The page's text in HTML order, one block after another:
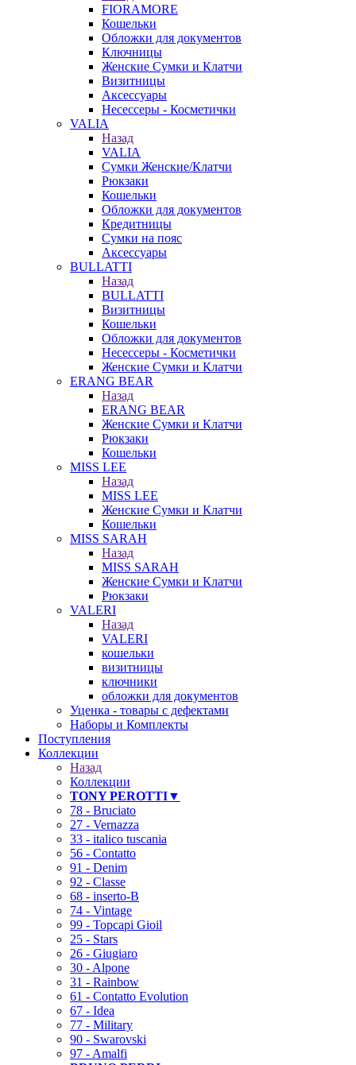
FIORAMORE
Кошельки
Обложки для документов
Ключницы
Женские Сумки и Клатчи
Визитницы
Аксессуары
Несессеры - Косметички
VALIA
Назад
VALIA
Сумки Женские/Клатчи
Рюкзаки
Кошельки
Обложки для документов
Кредитницы
Сумки на пояс
Аксессуары
BULLATTI
Назад
BULLATTI
Визитницы
Кошельки
Обложки для документов
Несессеры - Косметички
Женские Сумки и Клатчи
ERANG BEAR
Назад
ERANG BEAR
Женские Сумки и Клатчи
Рюкзаки
Кошельки
MISS LEE
Назад
MISS LEE
Женские Сумки и Клатчи
Кошельки
MISS SARAH
Назад
MISS SARAH
Женские Сумки и Клатчи
Рюкзаки
VALERI
Назад
VALERI
кошельки
визитницы
ключники
обложки для документов
Уценка - товары с дефектами
Наборы и Комплекты
Поступления
Коллекции
Назад
Коллекции
TONY PEROTTI▼
78 - Bruciato
27 - Vernazza
33 - italico tuscania
56 - Contatto
91 - Denim
92 - Classe
68 - inserto-B
74 - Vintage
99 - Topcapi Gioil
25 - Stars
26 - Giugiaro
30 - Alpone
31 - Rainbow
61 - Contatto Evolution
67 - Idea
77 - Military
90 - Swarovski
97 - Amalfi